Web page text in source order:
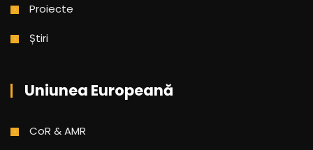
Proiecte
Știri
Uniunea Europeană
CoR & AMR